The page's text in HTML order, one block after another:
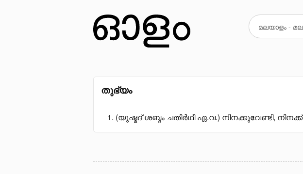
തുഭ്യം
(യുഷ്മദ് ശബ്ദം ചതിർഥീ ഏ.വ.) നിനക്കുവേണ്ടി, നിനക്ക്